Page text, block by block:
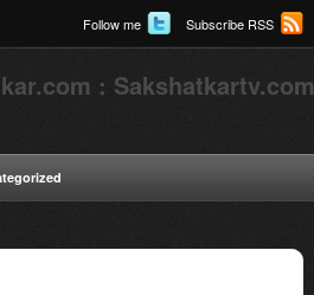
Follow me Subscribe RSS
: Sakshatkartv.com